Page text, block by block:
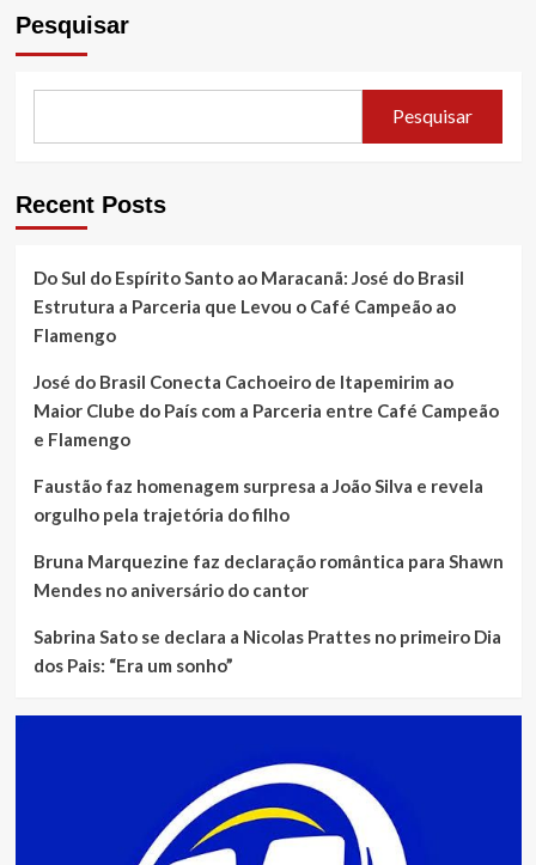
Pesquisar
Pesquisar
Recent Posts
Do Sul do Espírito Santo ao Maracanã: José do Brasil
Estrutura a Parceria que Levou o Café Campeão ao
Flamengo
José do Brasil Conecta Cachoeiro de Itapemirim ao
Maior Clube do País com a Parceria entre Café Campeão
e Flamengo
Faustão faz homenagem surpresa a João Silva e revela
orgulho pela trajetória do filho
Bruna Marquezine faz declaração romântica para Shawn
Mendes no aniversário do cantor
Sabrina Sato se declara a Nicolas Prattes no primeiro Dia
dos Pais: “Era um sonho”